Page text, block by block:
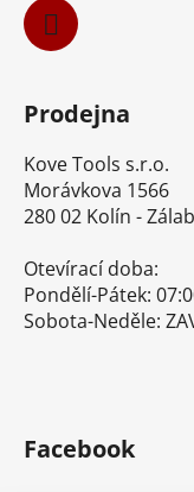
Prodejna
Kove Tools s.r.o.
Morávkova 1566
280 02 Kolín -
Otevírací doba:
Pondělí-Pátek:
Sobota-Neděle:
Facebook